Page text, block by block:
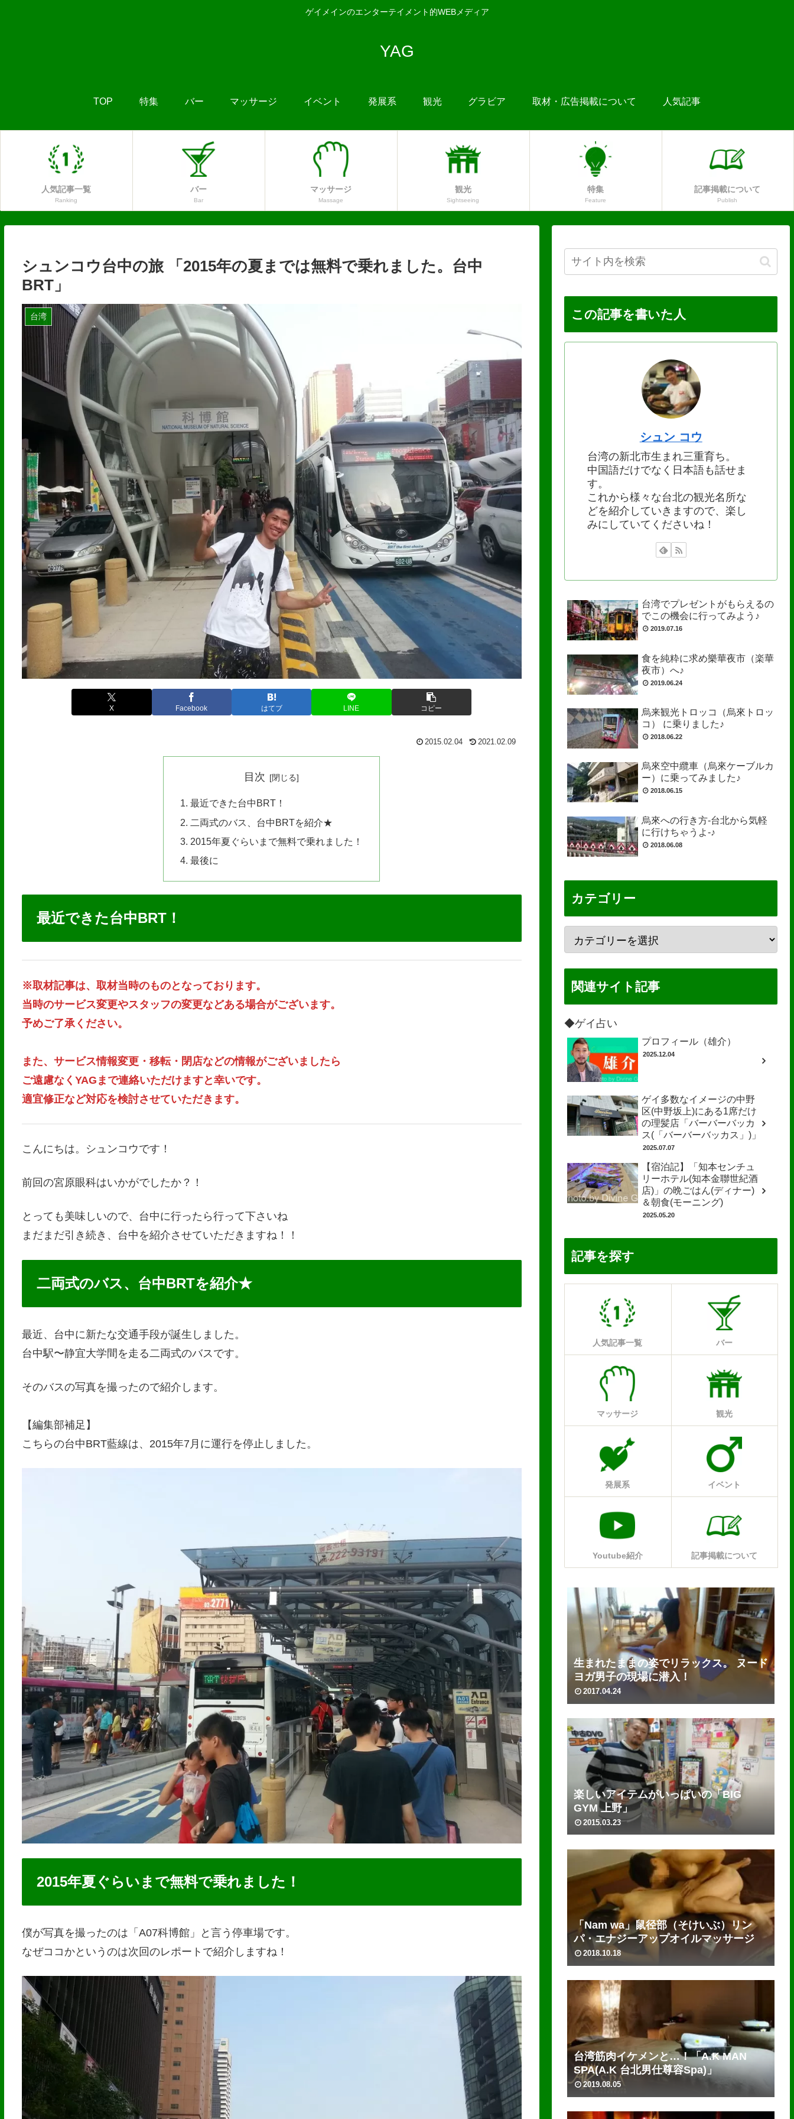
ゲイメインのエンターテイメント的WEBメディア
YAG
TOP 特集 バー マッサージ イベント 発展系 観光 グラビア 取材・広告掲載について 人気記事
人気記事一覧
Ranking
バー
Bar
マッサージ
Massage
観光
Sightseeing
特集
Feature
記事掲載について
Publish
シュンコウ台中の旅 「2015年の夏までは無料で乗れました。台中
BRT」
台湾
X Facebook はてブ LINE コピー
2015.02.04 2021.02.09
目次
最近できた台中BRT！
二両式のバス、台中BRTを紹介★
2015年夏ぐらいまで無料で乗れました！
最後に
最近できた台中BRT！
※取材記事は、取材当時のものとなっております。
当時のサービス変更やスタッフの変更などある場合がございます。
予めご了承ください。
また、サービス情報変更・移転・閉店などの情報がございましたら
ご遠慮なくYAGまで連絡いただけますと幸いです。
適宜修正など対応を検討させていただきます。
こんにちは。シュンコウです！
前回の宮原眼科はいかがでしたか？！
とっても美味しいので、台中に行ったら行って下さいね
まだまだ引き続き、台中を紹介させていただきますね！！
二両式のバス、台中BRTを紹介★
最近、台中に新たな交通手段が誕生しました。
台中駅〜静宜大学間を走る二両式のバスです。
そのバスの写真を撮ったので紹介します。
【編集部補足】
こちらの台中BRT藍線は、2015年7月に運行を停止しました。
2015年夏ぐらいまで無料で乗れました！
僕が写真を撮ったのは「A07科博館」と言う停車場です。
なぜココかというのは次回のレポートで紹介しますね！
この記事を書いた人
シュン コウ
台湾の新北市生まれ三重育ち。
中国語だけでなく日本語も話せま
す。
これから様々な台北の観光名所な
どを紹介していきますので、楽し
みにしていてくださいね！
台湾でプレゼントがもらえるの
でこの機会に行ってみよう♪
2019.07.16
食を純粋に求め樂華夜市（楽華
夜市）へ♪
2019.06.24
烏来観光トロッコ（烏來トロッ
コ） に乗りました♪
2018.06.22
烏來空中纜車（烏來ケーブルカ
ー）に乗ってみました♪
2018.06.15
烏來への行き方-台北から気軽
に行けちゃうよ-♪
2018.06.08
カテゴリー
関連サイト記事
◆ゲイ占い
プロフィール（雄介）
2025.12.04
ゲイ多数なイメージの中野
区(中野坂上)にある1席だけ
の理髪店「バーバーバッカ
ス(「バーバーバッカス」)」
2025.07.07
【宿泊記】「知本センチュ
リーホテル(知本金聯世紀酒
店)」の晩ごはん(ディナー)
＆朝食(モーニング)
2025.05.20
記事を探す
人気記事一覧 バー
マッサージ 観光
発展系 イベント
Youtube紹介 記事掲載について
生まれたままの姿でリラックス。 ヌード
ヨガ男子の現場に潜入！
2017.04.24
楽しいアイテムがいっぱいの「BIG
GYM 上野」
2015.03.23
「Nam wa」鼠径部（そけいぶ）リン
パ・エナジーアップオイルマッサージ
2018.10.18
台湾筋肉イケメンと…！「A.K MAN
SPA(A.K 台北男仕尊容Spa)」
2019.08.05